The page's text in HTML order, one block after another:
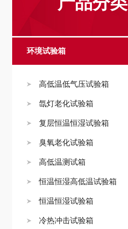
环境试验箱
高低温低气压试验箱
氙灯老化试验箱
复层恒温恒湿试验箱
臭氧老化试验箱
高低温测试箱
恒温恒湿高低温试验箱
恒温恒湿试验箱
冷热冲击试验箱